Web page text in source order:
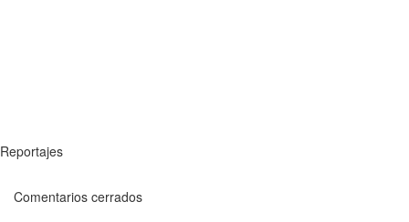
Reportajes
Comentarios cerrados